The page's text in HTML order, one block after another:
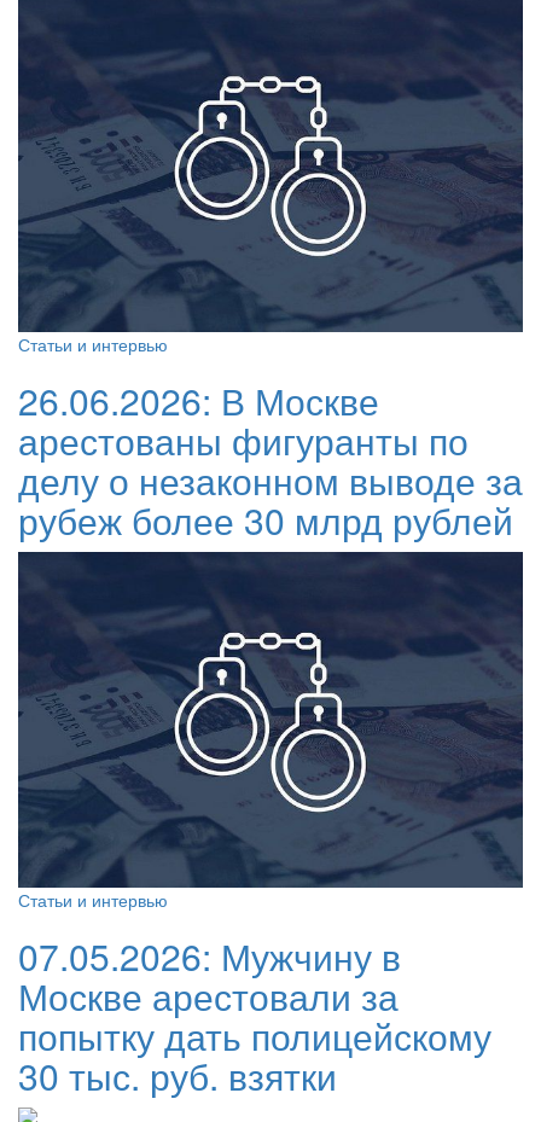
Статьи и интервью
26.06.2026: В Москве
арестованы фигуранты по
делу о незаконном выводе за
рубеж более 30 млрд рублей
Статьи и интервью
07.05.2026: Мужчину в
Москве арестовали за
попытку дать полицейскому
30 тыс. руб. взятки